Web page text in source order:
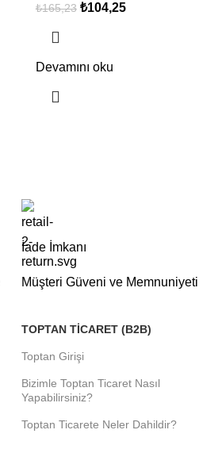
₺165,23 ₺104,25
Devamını oku
İade İmkanı
Müşteri Güveni ve Memnuniyeti
TOPTAN TICARET (B2B)
Toptan Girişi
Bizimle Toptan Ticaret Nasıl
Yapabilirsiniz?
Toptan Ticarete Neler Dahildir?